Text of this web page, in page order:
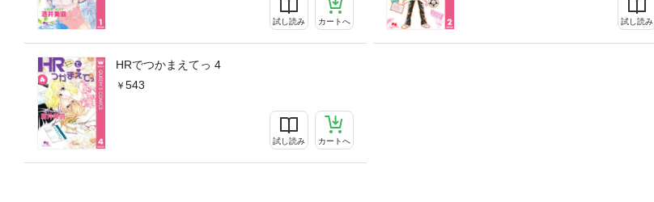
試し読み カートへ 試し読み
HRでつかまえてっ 4
543
試し読み カートへ